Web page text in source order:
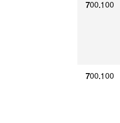
700.100
700.100